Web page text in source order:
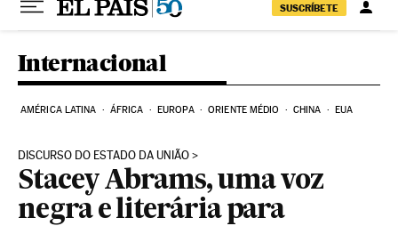
SUSCRÍBETE
Internacional
AMÉRICA LATINA ÁFRICA EUROPA ORIENTE MÉDIO CHINA EUA
DISCURSO DO ESTADO DA UNIÃO
Stacey Abrams, uma voz
negra e literária para